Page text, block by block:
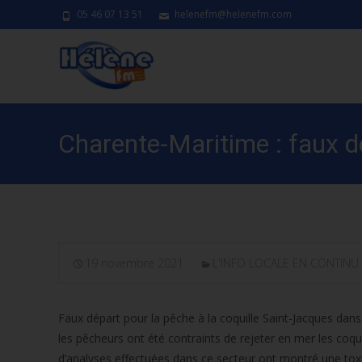
05 46 07 13 51 helenefm@helenefm.com
Charente-Maritime : faux
Faux départ pour la pêche à la coquille Saint-Jacques
les pêcheurs ont été contraints de rejeter en mer les
d’analyses effectuées dans ce secteur ont montré une